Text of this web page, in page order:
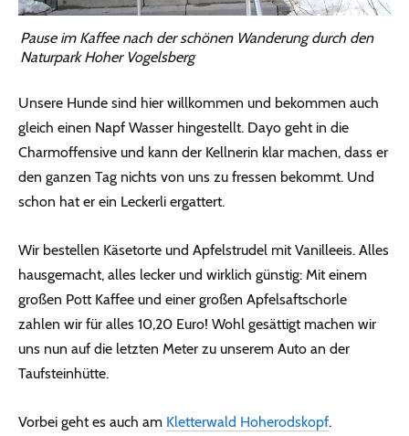
Pause im Kaffee nach der schönen Wanderung durch den
Naturpark Hoher Vogelsberg
Unsere Hunde sind hier willkommen und bekommen auch
gleich einen Napf Wasser hingestellt. Dayo geht in die
Charmoffensive und kann der Kellnerin klar machen, dass er
den ganzen Tag nichts von uns zu fressen bekommt. Und
schon hat er ein Leckerli ergattert.
Wir bestellen Käsetorte und Apfelstrudel mit Vanilleeis. Alles
hausgemacht, alles lecker und wirklich günstig: Mit einem
großen Pott Kaffee und einer großen Apfelsaftschorle
zahlen wir für alles 10,20 Euro! Wohl gesättigt machen wir
uns nun auf die letzten Meter zu unserem Auto an der
Taufsteinhütte.
Vorbei geht es auch am Kletterwald Hoherodskopf.